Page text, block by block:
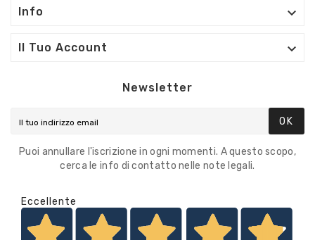
Info 
Il Tuo Account 
Newsletter
OK
Puoi annullare l'iscrizione in ogni momenti. A questo scopo,
cerca le info di contatto nelle note legali.
Eccellente